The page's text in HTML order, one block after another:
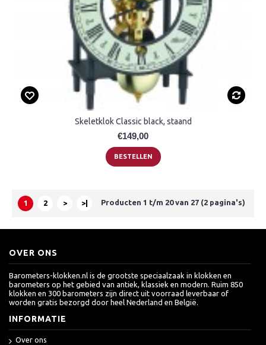
Skeletklok Classic black, staand
€149,00
BESTELLEN
1 2 > >| Producten 1 t/m 20 van 27 (2 pagina's)
OVER ONS
Barometers-klokken.nl is de grootste speciaalzaak in klokken en
barometers op het gebied van antiek, klassiek en modern. Ruim 850
klokken en 300 barometers zijn direct uit voorraad leverbaar of
worden gratis bezorgd door heel Nederland en België.
INFORMATIE
Over ons